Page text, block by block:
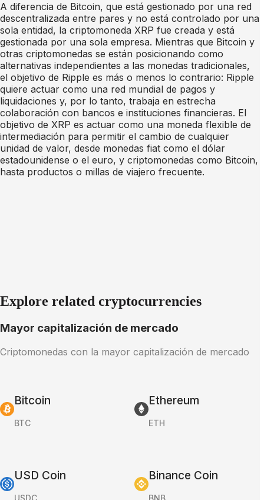
A diferencia de Bitcoin, que está gestionado por una red
descentralizada entre pares y no está controlado por una
sola entidad, la criptomoneda XRP fue creada y está
gestionada por una sola empresa. Mientras que Bitcoin y
otras criptomonedas se están posicionando como
alternativas independientes a las monedas tradicionales,
el objetivo de Ripple es más o menos lo contrario: Ripple
quiere actuar como una red mundial de pagos y
liquidaciones y, por lo tanto, trabaja en estrecha
colaboración con bancos e instituciones financieras. El
objetivo de XRP es actuar como una moneda flexible de
intermediación para permitir el cambio de cualquier
unidad de valor, desde monedas fiat como el dólar
estadounidense o el euro, y criptomonedas como Bitcoin,
hasta productos o millas de viajero frecuente.
Explore related cryptocurrencies
Mayor capitalización de mercado
Criptomonedas con la mayor capitalización de mercado
Bitcoin
BTC
Ethereum
ETH
USD Coin
USDC
Binance Coin
BNB